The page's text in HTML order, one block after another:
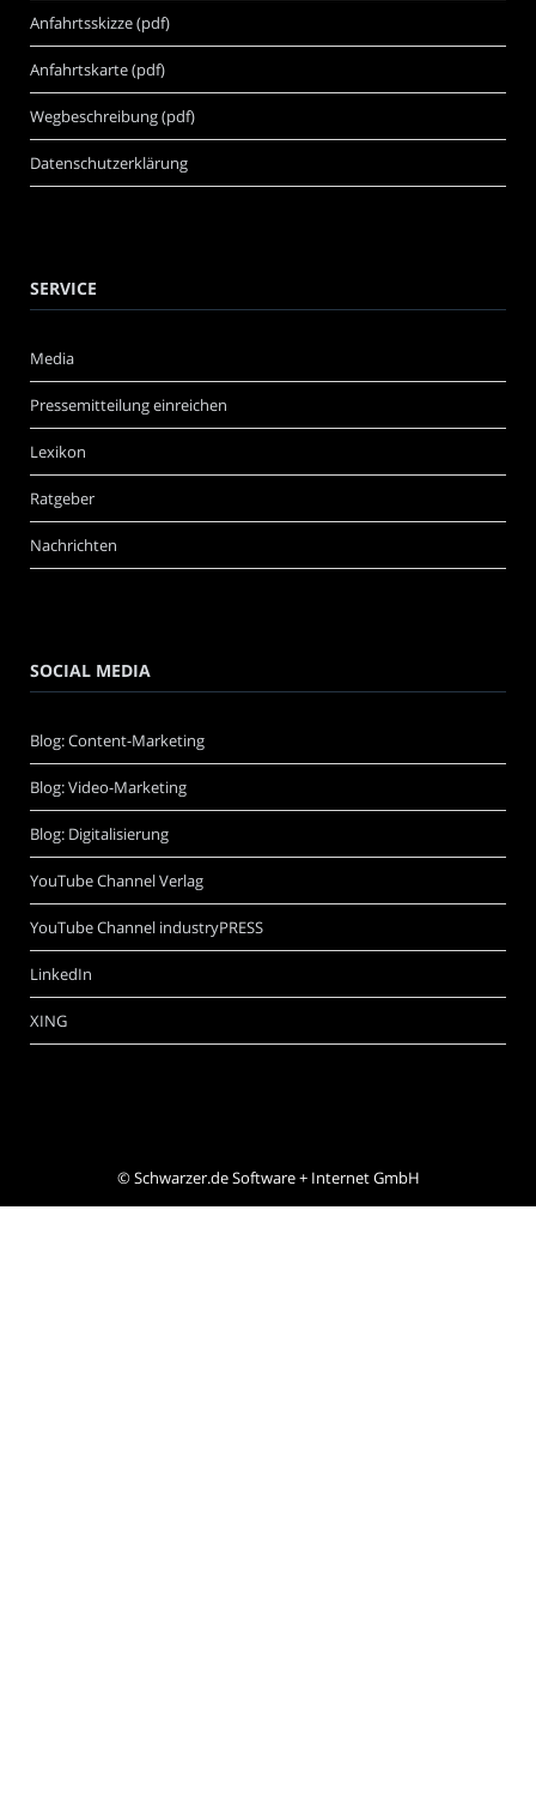
Anfahrtsskizze (pdf)
Anfahrtskarte (pdf)
Wegbeschreibung (pdf)
Datenschutzerklärung
SERVICE
Media
Pressemitteilung einreichen
Lexikon
Ratgeber
Nachrichten
SOCIAL MEDIA
Blog: Content-Marketing
Blog: Video-Marketing
Blog: Digitalisierung
YouTube Channel Verlag
YouTube Channel industryPRESS
LinkedIn
XING
©Schwarzer.de Software + Internet GmbH